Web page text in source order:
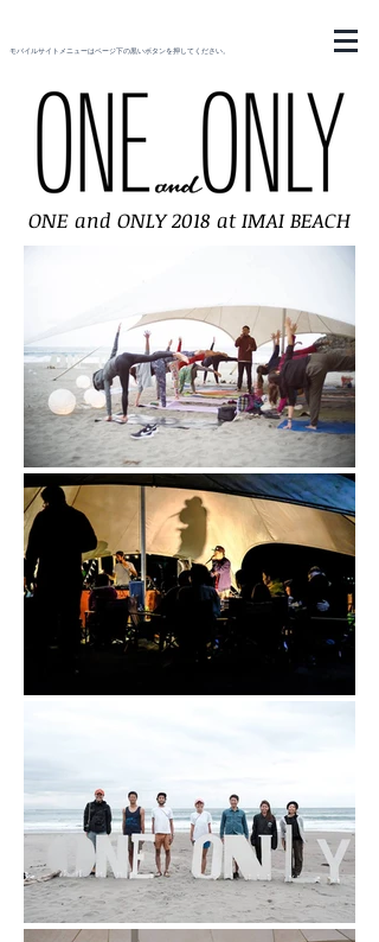
モバイルサイトメニューはページ下の黒いボタンを押してください。
ONE and ONLY 2018 at IMAI BEACH